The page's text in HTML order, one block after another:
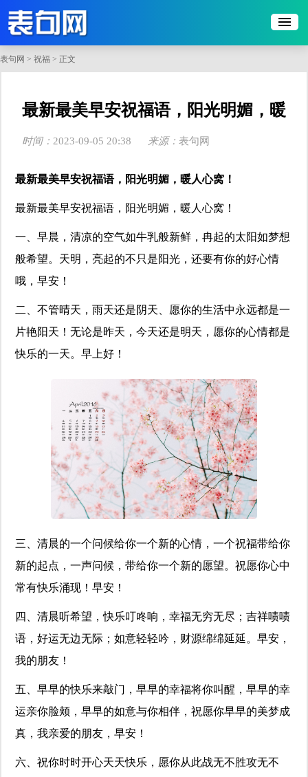
表句网 > 祝福 > 正文
​最新最美早安祝福语，阳光明媚，暖
人心窝！
时间： 2023-09-05 20:38 来源： 表句网
最新最美早安祝福语，阳光明媚，暖人心窝！
最新最美早安祝福语，阳光明媚，暖人心窝！
一、早晨，清凉的空气如牛乳般新鲜，冉起的太阳如梦想
般希望。天明，亮起的不只是阳光，还要有你的好心情
哦，早安！
二、不管晴天，雨天还是阴天、愿你的生活中永远都是一
片艳阳天！无论是昨天，今天还是明天，愿你的心情都是
快乐的一天。早上好！
三、清晨的一个问候给你一个新的心情，一个祝福带给你
新的起点，一声问候，带给你一个新的愿望。祝愿你心中
常有快乐涌现！早安！
四、清晨听希望，快乐叮咚响，幸福无穷无尽；吉祥啧啧
语，好运无边无际；如意轻轻吟，财源绵绵延延。早安，
我的朋友！
五、早早的快乐来敲门，早早的幸福将你叫醒，早早的幸
运亲你脸颊，早早的如意与你相伴，祝愿你早早的美梦成
真，我亲爱的朋友，早安！
六、祝你时时开心天天快乐，愿你从此战无不胜攻无不